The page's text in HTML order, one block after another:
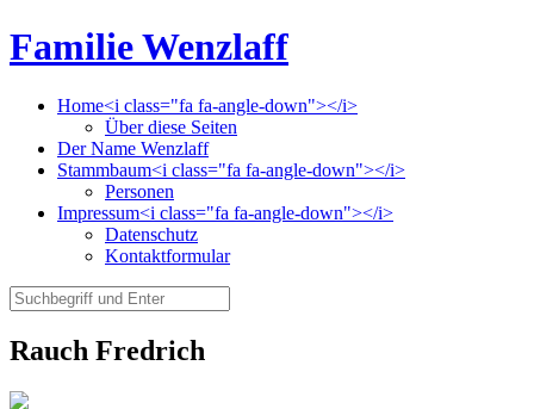
Familie Wenzlaff
Home<i class="fa fa-angle-down"></i>
Über diese Seiten
Der Name Wenzlaff
Stammbaum<i class="fa fa-angle-down"></i>
Personen
Impressum<i class="fa fa-angle-down"></i>
Datenschutz
Kontaktformular
Rauch Fredrich